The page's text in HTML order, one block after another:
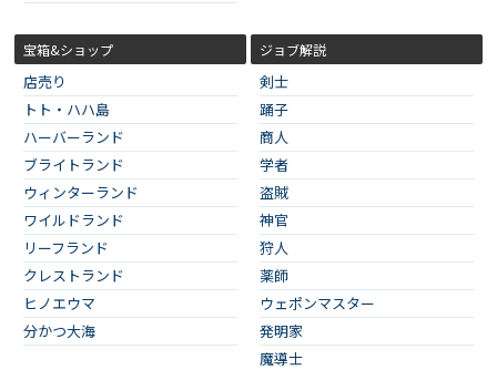
宝箱&ショップ
店売り
トト・ハハ島
ハーバーランド
ブライトランド
ウィンターランド
ワイルドランド
リーフランド
クレストランド
ヒノエウマ
分かつ大海
ジョブ解説
剣士
踊子
商人
学者
盗賊
神官
狩人
薬師
ウェポンマスター
発明家
魔導士